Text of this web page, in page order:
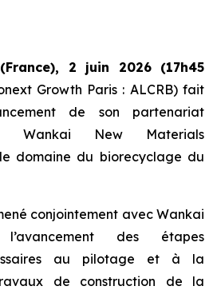
2 juin 2026 (17h45
Growth Paris : ALCRB) fait
de son partenariat
Wankai New Materials
domaine du biorecyclage du
conjointement avec Wankai
des étapes
au pilotage et à la
de construction de la